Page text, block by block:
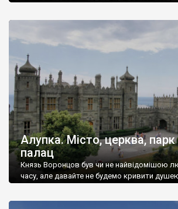
Алупка. Місто, церква, парк
палац
Князь Воронцов був чи не найвідомішою
часу, але давайте не будемо кривити